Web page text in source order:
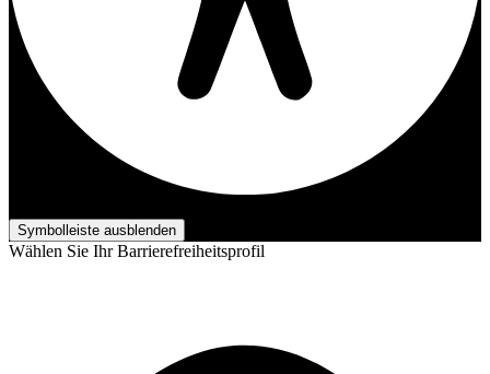
Symbolleiste ausblenden
Wählen Sie Ihr Barrierefreiheitsprofil